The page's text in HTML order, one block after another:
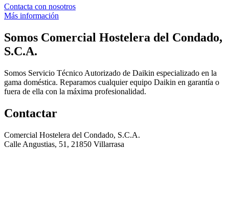
Contacta con nosotros
Más información
Somos Comercial Hostelera del Condado,
S.C.A.
Somos Servicio Técnico Autorizado de Daikin especializado en la
gama doméstica. Reparamos cualquier equipo Daikin en garantía o
fuera de ella con la máxima profesionalidad.
Contactar
Comercial Hostelera del Condado, S.C.A.
Calle Angustias, 51, 21850 Villarrasa